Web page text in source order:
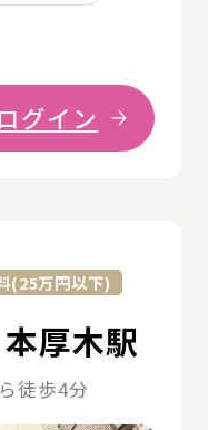
グイン
(25万円以下)
厚木駅
徒歩4分